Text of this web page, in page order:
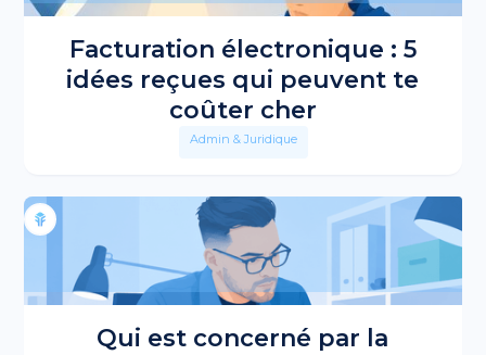
Facturation électronique : 5
idées reçues qui peuvent te
coûter cher
Admin & Juridique
Qui est concerné par la